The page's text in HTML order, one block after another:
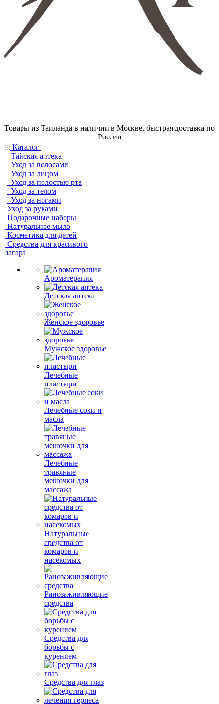
Товары из Таиланда в наличии в Москве, быстрая доставка по
России
Каталог
Тайская аптека
Уход за волосами
Уход за лицом
Уход за полостью рта
Уход за телом
Уход за ногами
Уход за руками
Подарочные наборы
Натуральное мыло
Косметика для детей
Средства для красивого
загара
Ароматерапия
Детская аптека
Женское здоровье
Мужское здоровье
Лечебные
пластыри
Лечебные соки и
масла
Лечебные
травяные
мешочки для
массажа
Натуральные
средства от
комаров и
насекомых
Ранозаживляющие
средства
Средства для
борьбы с
курением
Средства для глаз